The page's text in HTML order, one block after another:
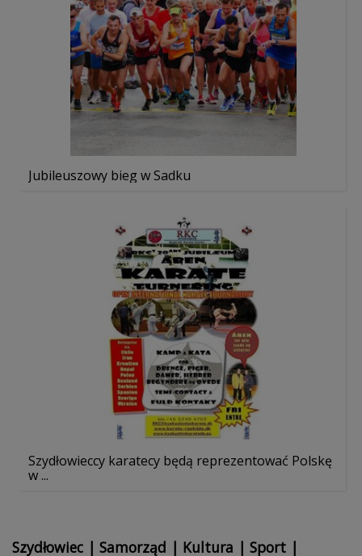
Jubileuszowy bieg w Sadku
Szydłowieccy karatecy będą reprezentować Polskę
w ...
Szydłowiec | Samorząd | Kultura | Sport |